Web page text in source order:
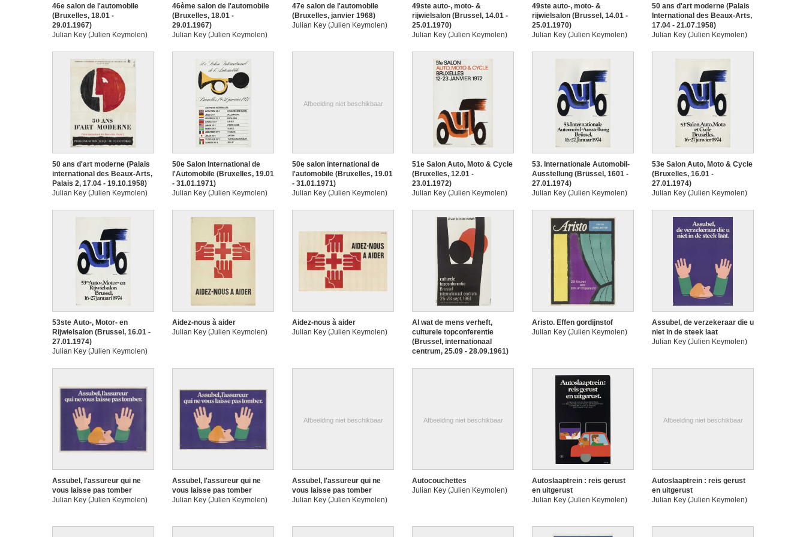
46e salon de l'automobile
(Bruxelles, 18.01 -
29.01.1967)
Julian Key (Julien Keymolen)
46ème salon de l'automobile
(Bruxelles, 18.01 -
29.01.1967)
Julian Key (Julien Keymolen)
47e salon de l'automobile
(Bruxelles, janvier 1968)
Julian Key (Julien Keymolen)
49ste auto-, moto- &
rijwielsalon (Brussel, 14.01 -
25.01.1970)
Julian Key (Julien Keymolen)
49ste auto-, moto- &
rijwielsalon (Brussel, 14.01 -
25.01.1970)
Julian Key (Julien Keymolen)
50 ans d'art moderne (Palais
International des Beaux-Arts,
17.04 - 21.07.1958)
Julian Key (Julien Keymolen)
50 ans d'art moderne (Palais
international des Beaux-Arts,
Palais 2, 17.04 - 19.10.1958)
Julian Key (Julien Keymolen)
50e Salon International de
l'Automobile (Bruxelles, 19.01
- 31.01.1971)
Julian Key (Julien Keymolen)
Afbeelding niet beschikbaar
50e salon international de
l'automobile (Bruxelles, 19.01
- 31.01.1971)
Julian Key (Julien Keymolen)
51e Salon Auto, Moto & Cycle
(Bruxelles, 12.01 -
23.01.1972)
Julian Key (Julien Keymolen)
53. Internationale Automobil-
Ausstellung (Brüssel, 1601 -
27.01.1974)
Julian Key (Julien Keymolen)
53e Salon Auto, Moto & Cycle
(Bruxelles, 16.01 -
27.01.1974)
Julian Key (Julien Keymolen)
53ste Auto-, Motor- en
Rijwielsalon (Brussel, 16.01 -
27.01.1974)
Julian Key (Julien Keymolen)
Aidez-nous à aider
Julian Key (Julien Keymolen)
Aidez-nous à aider
Julian Key (Julien Keymolen)
Al wat de mens verheft,
culturele topconferentie
(Brussel, internationaal
centrum, 25.09 - 28.09.1961)
Aristo. Effen gordijnstof
Julian Key (Julien Keymolen)
Assubel, de verzekeraar die u
niet in de steek laat
Julian Key (Julien Keymolen)
Assubel, l'assureur qui ne
vous laisse pas tomber
Julian Key (Julien Keymolen)
Assubel, l'assureur qui ne
vous laisse pas tomber
Julian Key (Julien Keymolen)
Afbeelding niet beschikbaar
Assubel, l'assureur qui ne
vous laisse pas tomber
Julian Key (Julien Keymolen)
Afbeelding niet beschikbaar
Autocouchettes
Julian Key (Julien Keymolen)
Autoslaaptrein : reis gerust
en uitgerust
Julian Key (Julien Keymolen)
Afbeelding niet beschikbaar
Autoslaaptrein : reis gerust
en uitgerust
Julian Key (Julien Keymolen)